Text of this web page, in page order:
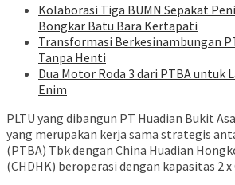
Kolaborasi Tiga BUMN Sepakat
Bongkar Batu Bara Kertapati
Transformasi Berkesinambungan
Tanpa Henti
Dua Motor Roda 3 dari PTBA untuk
Enim
PLTU yang dibangun PT Huadian Bukit
yang merupakan kerja sama strategis
(PTBA) Tbk dengan China Huadian
(CHDHK) beroperasi dengan kapasitas 2 x